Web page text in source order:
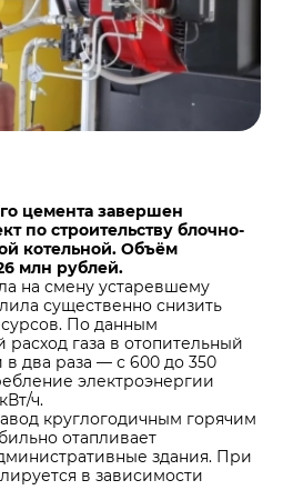
цемента завершен
по строительству блочно-
котельной. Объём
млн рублей.
на смену устаревшему
существенно снизить
По данным
газа в отопительный
в два раза — с 600 до 350
электроэнергии
ч.
круглогодичным горячим
отапливает
здания. При
в зависимости
непрофильных активов
закупок